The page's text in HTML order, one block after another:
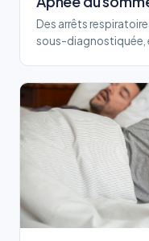
Des arrêts
sous-diagnostiquée,